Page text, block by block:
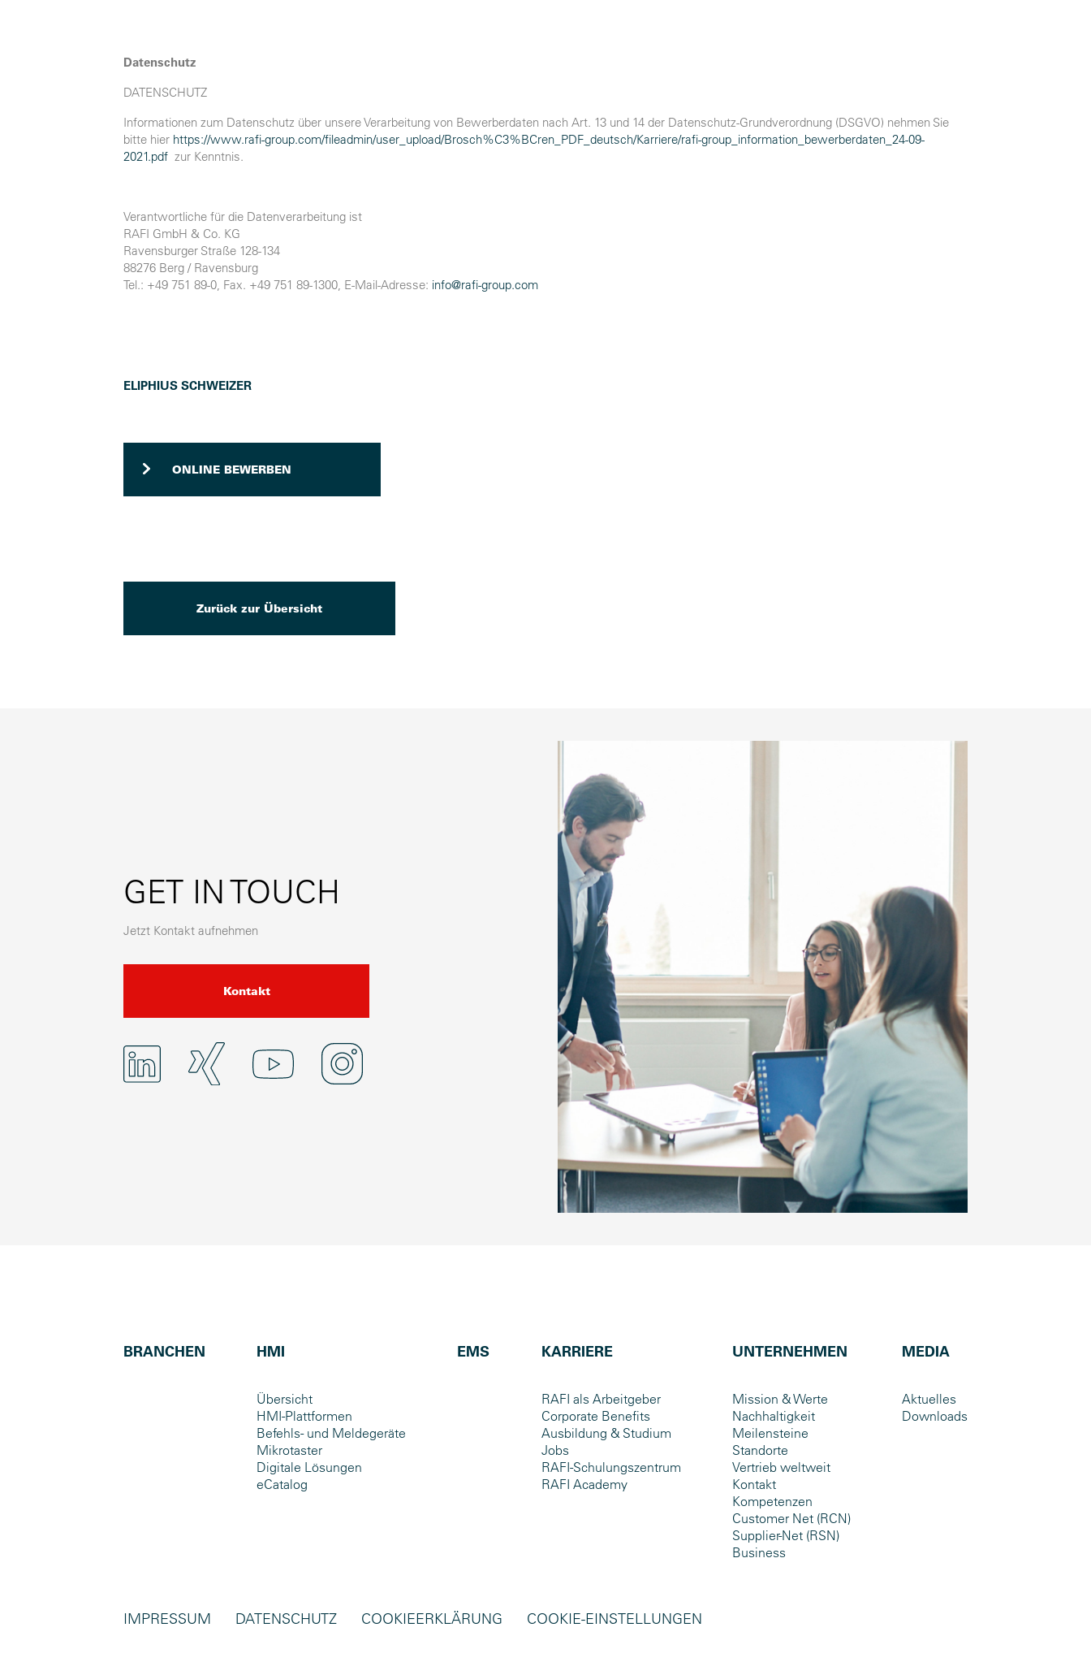
Datenschutz
DATENSCHUTZ
Informationen zum Datenschutz über unsere Verarbeitung von Bewerberdaten nach Art. 13 und 14 der Datenschutz-Grundverordnung (DSGVO) nehmen Sie
bitte hier https://www.rafi-group.com/fileadmin/user_upload/Brosch%C3%BCren_PDF_deutsch/Karriere/rafi-group_information_bewerberdaten_24-09-
2021.pdf zur Kenntnis.
Verantwortliche für die Datenverarbeitung ist
RAFI GmbH & Co. KG
Ravensburger Straße 128-134
88276 Berg / Ravensburg
Tel.: +49 751 89-0, Fax. +49 751 89-1300, E-Mail-Adresse: info@rafi-group.com
ELIPHIUS SCHWEIZER
ONLINE BEWERBEN
Zurück zur Übersicht
GET IN TOUCH
Jetzt Kontakt aufnehmen
Kontakt
BRANCHEN HMI
Übersicht
HMI-Plattformen
Befehls- und Meldegeräte
Mikrotaster
Digitale Lösungen
eCatalog
EMS KARRIERE
RAFI als Arbeitgeber
Corporate Benefits
Ausbildung & Studium
Jobs
RAFI-Schulungszentrum
RAFI Academy
UNTERNEHMEN
Mission & Werte
Nachhaltigkeit
Meilensteine
Standorte
Vertrieb weltweit
Kontakt
Kompetenzen
Customer Net (RCN)
Supplier-Net (RSN)
Business
MEDIA
Aktuelles
Downloads
IMPRESSUM DATENSCHUTZ COOKIEERKLÄRUNG COOKIE-EINSTELLUNGEN